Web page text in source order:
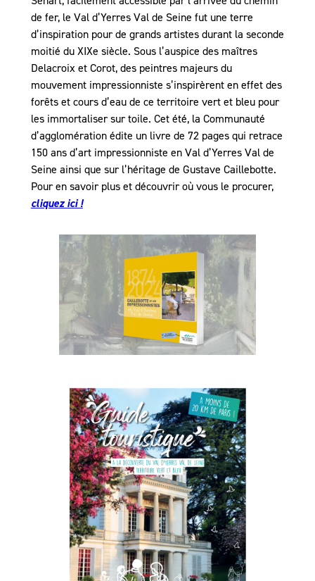
de fer, le Val d’Yerres Val de Seine fut une terre
d’inspiration pour de grands artistes durant la seconde
moitié du XIXe siècle. Sous l’auspice des maîtres
Delacroix et Corot, des peintres majeurs du
mouvement impressionniste s’inspirèrent en effet des
forêts et cours d’eau de ce territoire vert et bleu pour
les immortaliser sur toile. Cet été, la Communauté
d’agglomération édite un livre de 72 pages qui retrace
150 ans d’art impressionniste en Val d’Yerres Val de
Seine ainsi que sur l’héritage de Gustave Caillebotte.
Pour en savoir plus et découvrir où vous le procurer,
cliquez ici !